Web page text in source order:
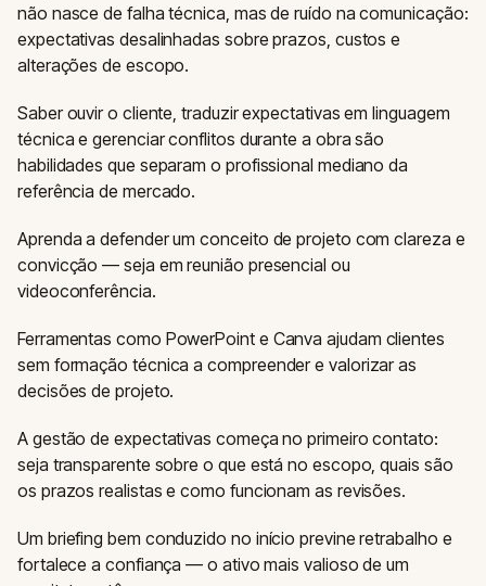
não nasce de falha técnica, mas de ruído na comunicação:
expectativas desalinhadas sobre prazos, custos e
alterações de escopo.
Saber ouvir o cliente, traduzir expectativas em linguagem
técnica e gerenciar conflitos durante a obra são
habilidades que separam o profissional mediano da
referência de mercado.
Aprenda a defender um conceito de projeto com clareza e
convicção — seja em reunião presencial ou
videoconferência.
Ferramentas como PowerPoint e Canva ajudam clientes
sem formação técnica a compreender e valorizar as
decisões de projeto.
A gestão de expectativas começa no primeiro contato:
seja transparente sobre o que está no escopo, quais são
os prazos realistas e como funcionam as revisões.
Um briefing bem conduzido no início previne retrabalho e
fortalece a confiança — o ativo mais valioso de um